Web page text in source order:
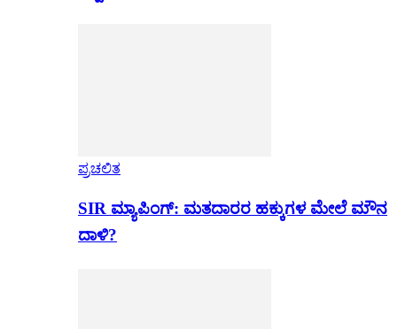
ಪ್ರಚಲಿತ
SIR ಮ್ಯಾಪಿಂಗ್: ಮತದಾರರ ಹಕ್ಕುಗಳ ಮೇಲೆ ಮೌನ
ದಾಳಿ?